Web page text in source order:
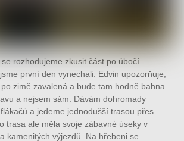
rozhodujeme zkusit část po úbočí
první den vynechali. Edvin upozorňuje,
zimě zavalená a bude tam hodně bahna.
a nejsem sám. Dávám dohromady
a jedeme jednodušší trasou přes
trasa ale měla svoje zábavné úseky v
kamenitých výjezdů. Na hřebeni se